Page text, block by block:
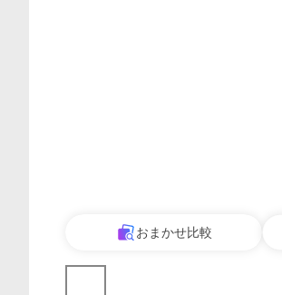
おまかせ比較